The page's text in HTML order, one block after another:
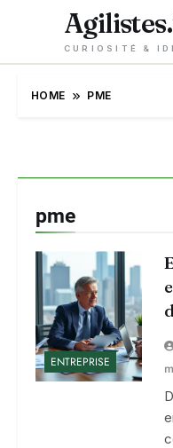
CURIOSITÉ &
HOME PME
pme
ENTREPRISE